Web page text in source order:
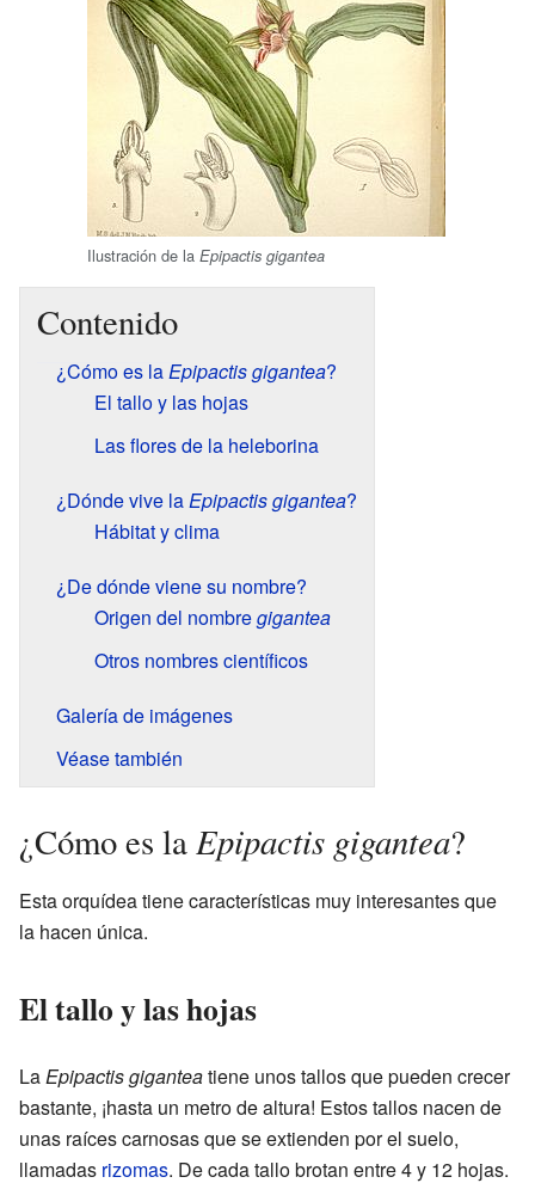
Ilustración de la Epipactis gigantea
Contenido
¿Cómo es laEpipactis gigantea?
El tallo y las hojas
Las flores de la heleborina
¿Dónde vive laEpipactis gigantea?
Hábitat y clima
¿De dónde viene su nombre?
Origen del nombregigantea
Otros nombres científicos
Galería de imágenes
Véase también
¿Cómo es laEpipactis gigantea?
Esta orquídea tiene características muy interesantes que
la hacen única.
El tallo y las hojas
LaEpipactis giganteatiene unos tallos que pueden crecer
bastante, ¡hasta un metro de altura! Estos tallos nacen de
unas raíces carnosas que se extienden por el suelo,
llamadas rizomas. De cada tallo brotan entre 4 y 12 hojas.